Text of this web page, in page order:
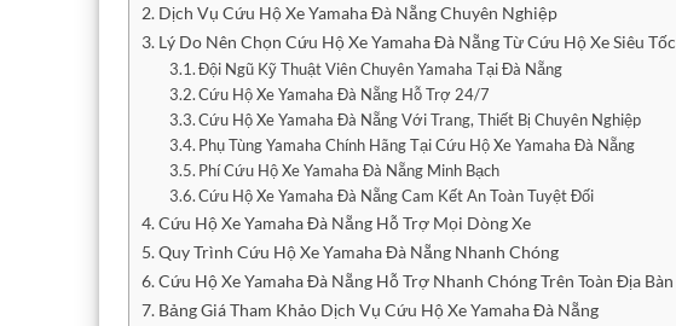
Dịch Vụ Cứu Hộ Xe Yamaha Đà Nẵng Chuyên Nghiệp
Lý Do Nên Chọn Cứu Hộ Xe Yamaha Đà Nẵng Từ Cứu Hộ Xe Siêu Tốc
Đội Ngũ Kỹ Thuật Viên Chuyên Yamaha Tại Đà Nẵng
Cứu Hộ Xe Yamaha Đà Nẵng Hỗ Trợ 24/7
Cứu Hộ Xe Yamaha Đà Nẵng Với Trang, Thiết Bị Chuyên Nghiệp
Phụ Tùng Yamaha Chính Hãng Tại Cứu Hộ Xe Yamaha Đà Nẵng
Phí Cứu Hộ Xe Yamaha Đà Nẵng Minh Bạch
Cứu Hộ Xe Yamaha Đà Nẵng Cam Kết An Toàn Tuyệt Đối
Cứu Hộ Xe Yamaha Đà Nẵng Hỗ Trợ Mọi Dòng Xe
Quy Trình Cứu Hộ Xe Yamaha Đà Nẵng Nhanh Chóng
Cứu Hộ Xe Yamaha Đà Nẵng Hỗ Trợ Nhanh Chóng Trên Toàn Địa Bàn
Bảng Giá Tham Khảo Dịch Vụ Cứu Hộ Xe Yamaha Đà Nẵng